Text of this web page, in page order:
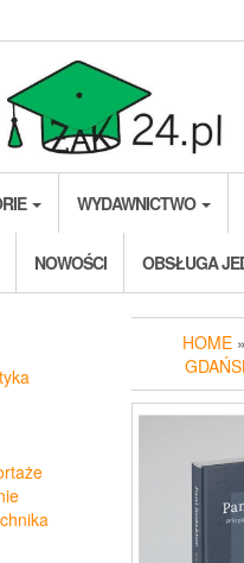
WYDAWNICTWO
NOWOŚCI OBSŁUGA
HOME »